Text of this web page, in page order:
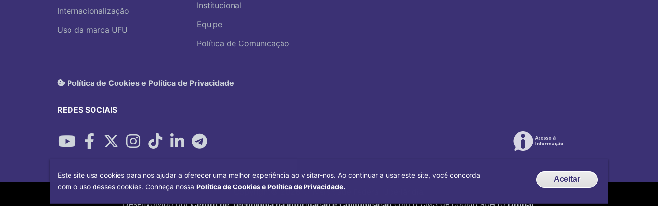
Internacionalização
Uso da marca UFU
Institucional
Equipe
Política de Comunicação
Política de Cookies e Política de Privacidade
REDES SOCIAIS
Copyright©2026Universidade Federal Uberlândia.
Desenvolvido porCentro de Tecnologia da Informação e Comunicaçãocom o CMS de código abertoDrupal.
Este site usa cookies para nos ajudar a oferecer uma melhor experiência ao visitar-nos. Ao continuar a usar este site, você concorda
com o uso desses cookies. Conheça nossa Política de Cookies e Política de Privacidade.
Aceitar